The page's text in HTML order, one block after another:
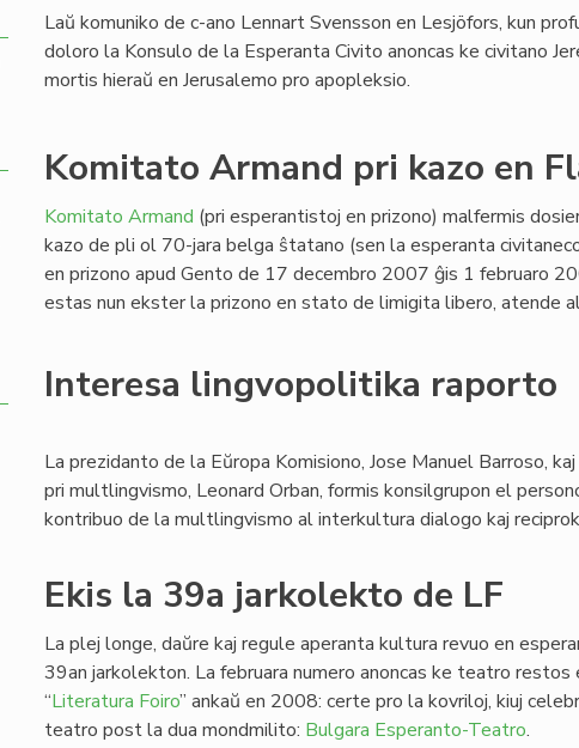
Laŭ komuniko de c-ano Lennart Svensson en Lesjöfors, kun
doloro la Konsulo de la Esperanta Civito anoncas ke civitano
mortis hieraŭ en Jerusalemo pro apopleksio.
Komitato Armand pri kazo en
Komitato Armand (pri esperantistoj en prizono) malfermis
kazo de pli ol 70-jara belga ŝtatano (sen la esperanta
en prizono apud Gento de 17 decembro 2007 ĝis 1 februaro
estas nun ekster la prizono en stato de limigita libero, atende
Interesa lingvopolitika raporto
La prezidanto de la Eŭropa Komisiono, Jose Manuel Barroso,
pri multlingvismo, Leonard Orban, formis konsilgrupon el
kontribuo de la multlingvismo al interkultura dialogo kaj
Ekis la 39a jarkolekto de LF
La plej longe, daŭre kaj regule aperanta kultura revuo en
39an jarkolekton. La februara numero anoncas ke teatro restos
“Literatura Foiro” ankaŭ en 2008: certe pro la kovriloj, kiuj
teatro post la dua mondmilito: Bulgara Esperanto-Teatro.